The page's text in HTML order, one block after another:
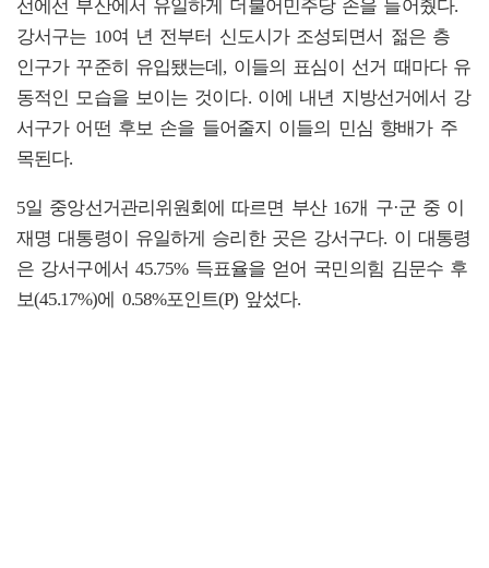
선에선 부산에서 유일하게 더불어민주당 손을 들어줬다.
강서구는 10여 년 전부터 신도시가 조성되면서 젊은 층
인구가 꾸준히 유입됐는데, 이들의 표심이 선거 때마다 유
동적인 모습을 보이는 것이다. 이에 내년 지방선거에서 강
서구가 어떤 후보 손을 들어줄지 이들의 민심 향배가 주
목된다.
5일 중앙선거관리위원회에 따르면 부산 16개 구·군 중 이
재명 대통령이 유일하게 승리한 곳은 강서구다. 이 대통령
은 강서구에서 45.75% 득표율을 얻어 국민의힘 김문수 후
보(45.17%)에 0.58%포인트(P) 앞섰다.